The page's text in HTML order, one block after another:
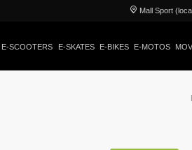
Mall Sport
E-SCOOTERS E-SKATES E-BIKES E-MOTOS